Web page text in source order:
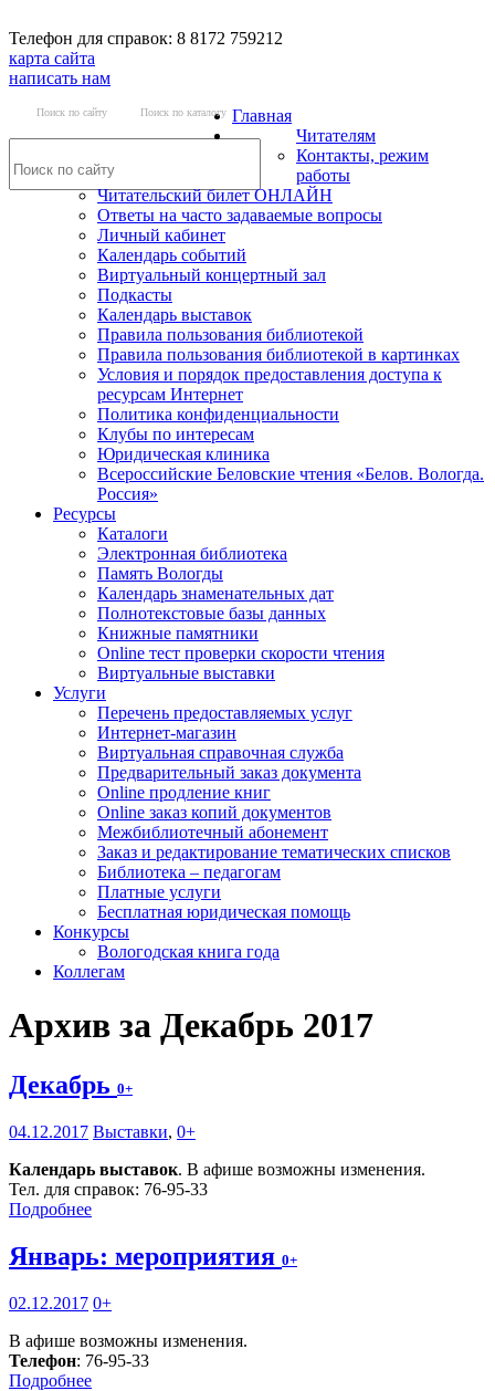
Телефон для справок: 8 8172 759212
карта сайта
написать нам
Поиск по сайту Поиск по каталогу Главная
Читателям
Контакты, режим
работы
Читательский билет ОНЛАЙН
Ответы на часто задаваемые вопросы
Личный кабинет
Календарь событий
Виртуальный концертный зал
Подкасты
Календарь выставок
Правила пользования библиотекой
Правила пользования библиотекой в картинках
Условия и порядок предоставления доступа к
ресурсам Интернет
Политика конфиденциальности
Клубы по интересам
Юридическая клиника
Всероссийские Беловские чтения «Белов. Вологда.
Россия»
Ресурсы
Каталоги
Электронная библиотека
Память Вологды
Календарь знаменательных дат
Полнотекстовые базы данных
Книжные памятники
Online тест проверки скорости чтения
Виртуальные выставки
Услуги
Перечень предоставляемых услуг
Интернет-магазин
Виртуальная справочная служба
Предварительный заказ документа
Online продление книг
Online заказ копий документов
Межбиблиотечный абонемент
Заказ и редактирование тематических списков
Библиотека – педагогам
Платные услуги
Бесплатная юридическая помощь
Конкурсы
Вологодская книга года
Коллегам
Архив за Декабрь 2017
Декабрь 0+
04.12.2017 Выставки, 0+
Календарь выставок. В афише возможны изменения.
Тел. для справок: 76-95-33
Подробнее
Январь: мероприятия 0+
02.12.2017 0+
В афише возможны изменения.
Телефон: 76-95-33
Подробнее